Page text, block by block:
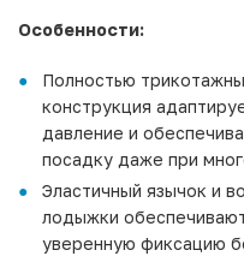
Особенности:
Полностью
конструкция
давление и
посадку даже при
Эластичный язычок и
лодыжки
уверенную фиксацию